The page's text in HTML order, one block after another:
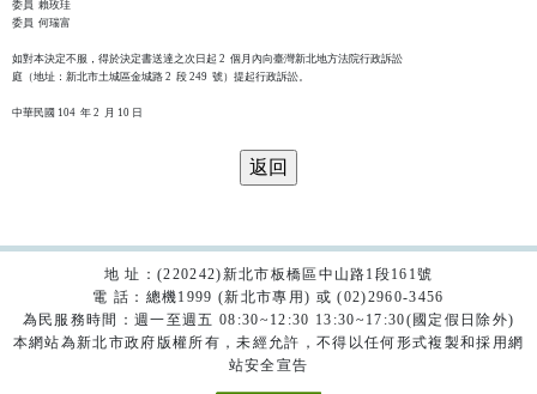
委員  賴玫珪
委員  何瑞富
如對本決定不服，得於決定書送達之次日起 2  個月內向臺灣新北地方法院行政訴訟
庭（地址：新北市土城區金城路 2  段 249  號）提起行政訴訟。
地 址：(220242)新北市板橋區中山路1段161號
電 話：總機1999 (新北市專用) 或 (02)2960-3456
為民服務時間：週一至週五 08:30~12:30 13:30~17:30(國定假日除外)
本網站為新北市政府版權所有，未經允許，不得以任何形式複製和採用網
站安全宣告